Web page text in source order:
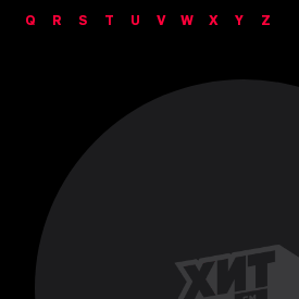
Q
R S T U V W X Y Z